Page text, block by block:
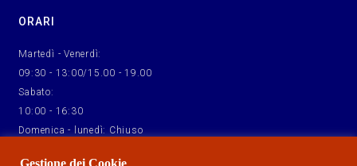
ORARI
Martedì - Venerdì:
09:30 - 13:00/15.00 - 19.00
Sabato:
10:00 - 16:30
Domenica - lunedì: Chiuso
Gestione dei Cookie